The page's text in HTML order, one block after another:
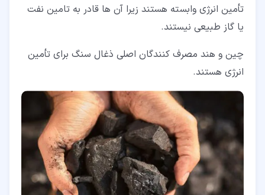
تأمین انرژی وابسته هستند زیرا آن ها قادر به تامین نفت
یا گاز طبیعی نیستند.
چین و هند مصرف کنندگان اصلی ذغال سنگ برای تأمین
انرژی هستند.